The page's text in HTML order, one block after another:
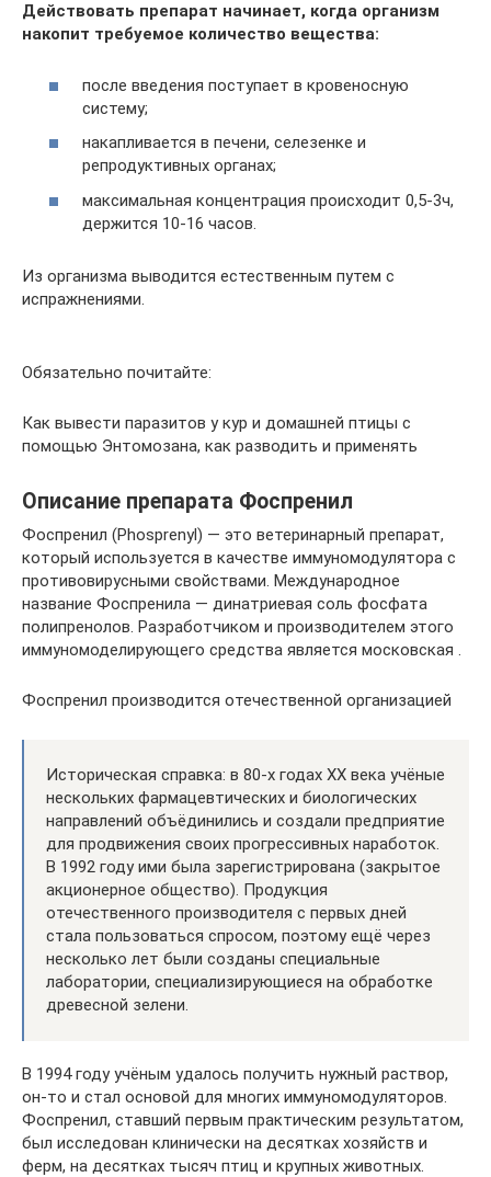
Действовать препарат начинает, когда организм
накопит требуемое количество вещества:
после введения поступает в кровеносную
систему;
накапливается в печени, селезенке и
репродуктивных органах;
максимальная концентрация происходит 0,5-3ч,
держится 10-16 часов.
Из организма выводится естественным путем с
испражнениями.
Обязательно почитайте:
Как вывести паразитов у кур и домашней птицы с
помощью Энтомозана, как разводить и применять
Описание препарата Фоспренил
Фоспренил (Phosprenyl) — это ветеринарный препарат,
который используется в качестве иммуномодулятора с
противовирусными свойствами. Международное
название Фоспренила — динатриевая соль фосфата
полипренолов. Разработчиком и производителем этого
иммуномоделирующего средства является московская .
Фоспренил производится отечественной организацией
Историческая справка: в 80-х годах XX века учёные
нескольких фармацевтических и биологических
направлений объёдинились и создали предприятие
для продвижения своих прогрессивных наработок.
В 1992 году ими была зарегистрирована (закрытое
акционерное общество). Продукция
отечественного производителя с первых дней
стала пользоваться спросом, поэтому ещё через
несколько лет были созданы специальные
лаборатории, специализирующиеся на обработке
древесной зелени.
В 1994 году учёным удалось получить нужный раствор,
он-то и стал основой для многих иммуномодуляторов.
Фоспренил, ставший первым практическим результатом,
был исследован клинически на десятках хозяйств и
ферм, на десятках тысяч птиц и крупных животных.